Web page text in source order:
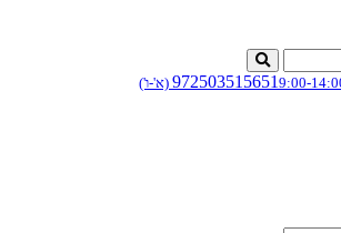
9:00- (א'-ו')